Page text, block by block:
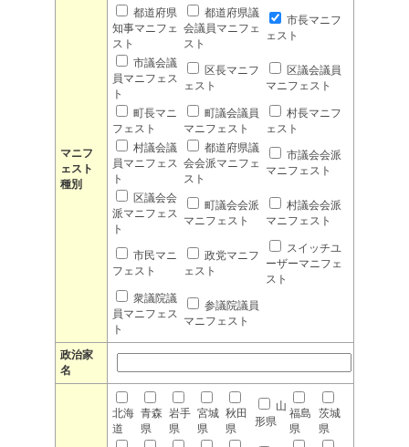
マニフ
ェスト
種別
都道府県
知事マニフェ
スト
都道府県議
会議員マニフェ
スト
市長マニフ
ェスト
市議会議
員マニフェス
ト
区長マニフ
ェスト
区議会議員
マニフェスト
町長マニ
フェスト
町議会議員
マニフェスト
村長マニフ
ェスト
村議会議
員マニフェス
ト
都道府県議
会会派マニフェ
スト
市議会会派
マニフェスト
区議会会
派マニフェス
ト
町議会会派
マニフェスト
村議会会派
マニフェスト
市民マニ
フェスト
政党マニフ
ェスト
スイッチユ
ーザーマニフェ
スト
衆議院議
員マニフェス
ト
参議院議員
マニフェスト
政治家
名
北海
道
青森
県
岩手
県
宮城
県
秋田
県
山
形県
福島
県
茨城
県